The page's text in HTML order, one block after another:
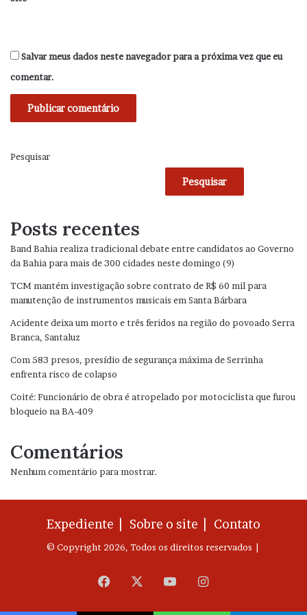
Salvar meus dados neste navegador para a próxima vez que eu
comentar.
Pesquisar
Pesquisar
Posts recentes
Band Bahia realiza tradicional debate entre candidatos ao Governo
da Bahia para mais de 300 cidades neste domingo (9)
TCM mantém investigação sobre contrato de R$ 60 mil para
manutenção de instrumentos musicais em Santa Bárbara
Acidente deixa um morto e três feridos na região do povoado Serra
Branca, Santaluz
Com 583 presos, presídio de segurança máxima de Serrinha
enfrenta risco de colapso
Coité: Funcionário de obra é atropelado por motociclista que furou
bloqueio na BA-409
Comentários
Nenhum comentário para mostrar.
Expediente | Sobre o site | Contato
© Copyright 2026, Todos os direitos reservados |
Facebook YouTubeInstagram